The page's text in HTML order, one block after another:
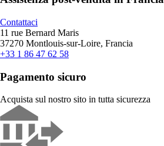
Contattaci
11 rue Bernard Maris
37270 Montlouis-sur-Loire, Francia
+33 1 86 47 62 58
Pagamento sicuro
Acquista sul nostro sito in tutta sicurezza